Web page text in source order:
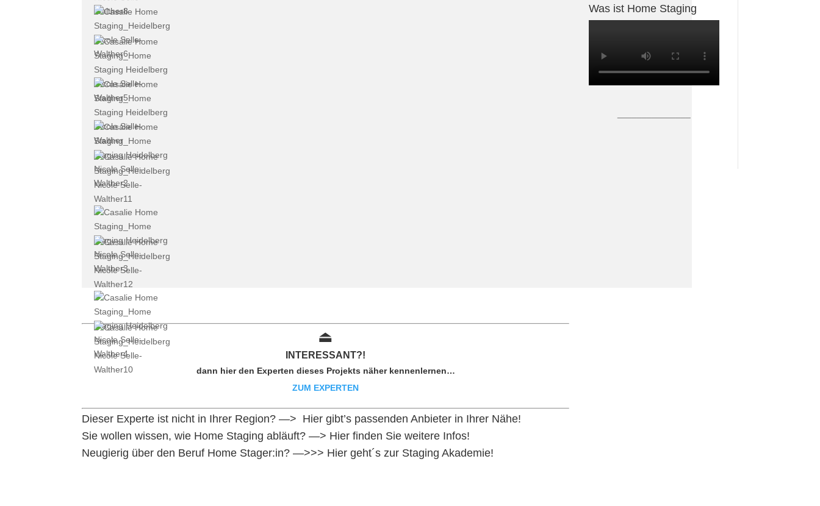
⏏︎
INTER ESSANT?!
dann hier den Experten dieses Projekts näher kennenlernen…
ZUM EXPERTEN
Dieser Experte ist nicht in Ihrer Region? —> Hier gibt’s passenden Anbieter in Ihrer Nähe!
Sie wollen wissen, wie Home Staging abläuft?—> Hier finden Sie weitere Infos!
Neugierig über den Beruf Home Stager:in?—>>> Hier geht´s zur Staging Akademie!
Was ist Home Staging